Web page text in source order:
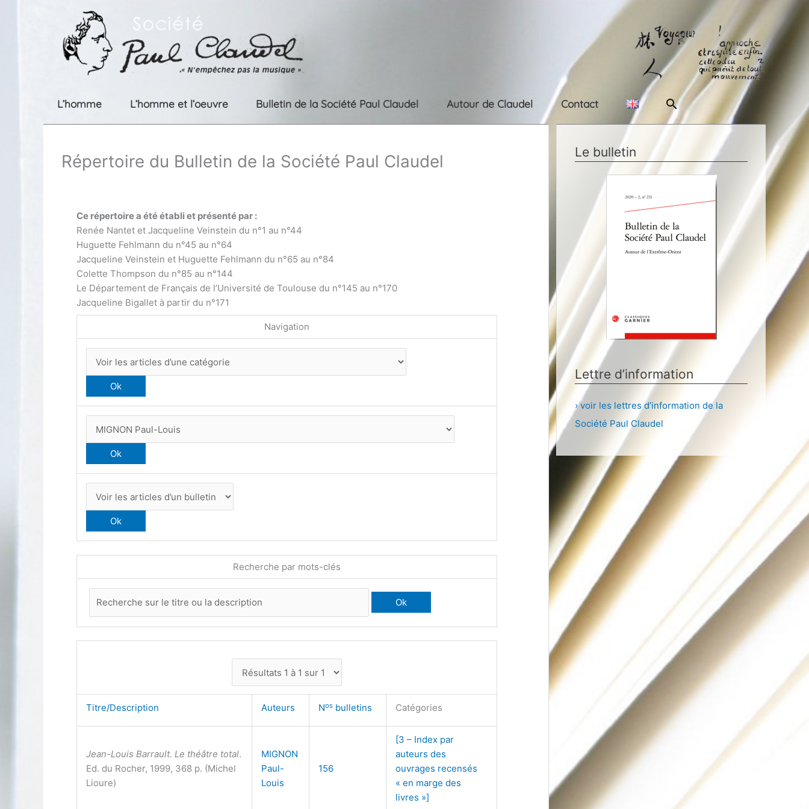
L’homme L’homme et l’oeuvre Bulletin de la Société Paul Claudel Autour de Claudel Contact Rechercher
Répertoire du Bulletin de la Société Paul Claudel
Ce répertoire a été établi et présenté par :
Renée Nantet et Jacqueline Veinstein du n°1 au n°44
Huguette Fehlmann du n°45 au n°64
Jacqueline Veinstein et Huguette Fehlmann du n°65 au n°84
Colette Thompson du n°85 au n°144
Le Département de Français de l’Université de Toulouse du n°145 au n°170
Jacqueline Bigallet à partir du n°171
Navigation
Recherche par mots-clés
Titre/Description Auteurs Nos bulletins Catégories
Jean-Louis Barrault. Le théâtre total.
Ed. du Rocher, 1999, 368 p. (Michel
Lioure)
MIGNON
Paul-
Louis
156
[3 – Index par
auteurs des
ouvrages recensés
« en marge des
livres »]
Le bulletin
Lettre d’information
› voir les lettres d’information de la
Société Paul Claudel